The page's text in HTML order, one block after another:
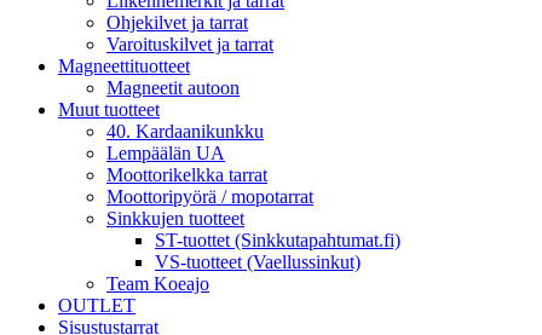
Ohjekilvet ja tarrat
Varoituskilvet ja tarrat
Magneettituotteet
Magneetit autoon
Muut tuotteet
40. Kardaanikunkku
Lempäälän UA
Moottorikelkka tarrat
Moottoripyörä / mopotarrat
Sinkkujen tuotteet
ST-tuottet (Sinkkutapahtumat.fi)
VS-tuotteet (Vaellussinkut)
Team Koeajo
OUTLET
Sisustustarrat